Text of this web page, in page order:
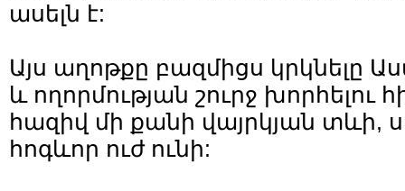
ասելն է:
Այս աղոթքը բազմիցս կրկնելը
և ողորմության շուրջ խորհելու
հազիվ մի քանի վայրկյան տևի,
հոգևոր ուժ ունի: